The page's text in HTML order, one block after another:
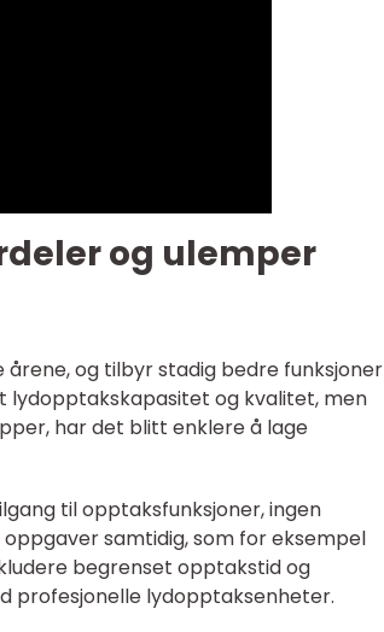
og ulemper
og tilbyr stadig bedre funksjoner
lydopptakskapasitet og kvalitet, men
har det blitt enklere å lage
til opptaksfunksjoner, ingen
samtidig, som for eksempel
begrenset opptakstid og
profesjonelle lydopptaksenheter.